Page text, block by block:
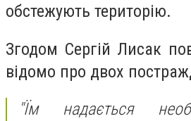
обстежують територію.
Згодом Сергій Лисак
відомо про двох
"Їм надається